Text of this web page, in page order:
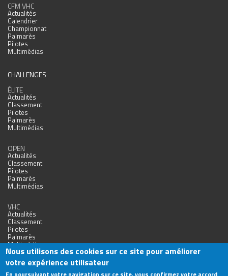
CFM VHC
Actualités
Calendrier
Championnat
Palmarès
Pilotes
Multimédias
CHALLENGES
ÉLITE
Actualités
Classement
Pilotes
Palmarès
Multimédias
OPEN
Actualités
Classement
Pilotes
Palmarès
Multimédias
VHC
Actualités
Classement
Pilotes
Palmarès
Multimédias
Nous utilisons des cookies sur ce site pour améliorer
votre expérience utilisateur